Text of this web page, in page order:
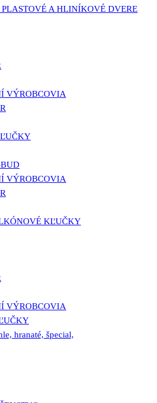
A HLINÍKOVÉ DVERE
VÝROBCOVIA
VÝROBCOVIA
KĽUČKY
VÝROBCOVIA
hranaté, špecial,